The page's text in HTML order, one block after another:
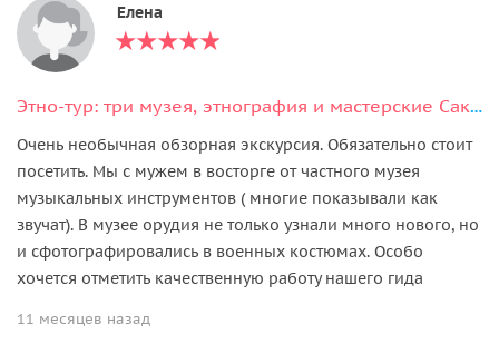
Елена
Этно-тур: три музея, этнография и мастерские Сакартвело
Очень необычная обзорная экскурсия. Обязательно стоит
посетить. Мы с мужем в восторге от частного музея
музыкальных инструментов ( многие показывали как
звучат). В музее орудия не только узнали много нового, но
и сфотографировались в военных костюмах. Особо
хочется отметить качественную работу нашего гида
11 месяцев назад